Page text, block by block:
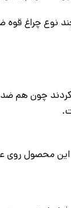
نوع چراغ
کردند چون
این محصول